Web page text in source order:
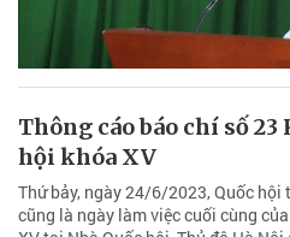
Thông cáo báo chí số 23
hội khóa XV
Thứ bảy, ngày 24/6/2023, Quốc
cũng là ngày làm việc cuối cùng